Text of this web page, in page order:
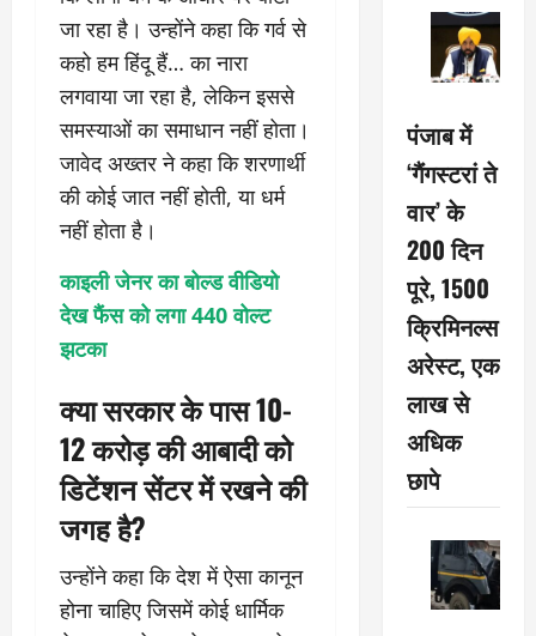
जा रहा है। उन्होंने कहा कि गर्व से
कहो हम हिंदू हैं… का नारा
लगवाया जा रहा है, लेकिन इससे
समस्याओं का समाधान नहीं होता।
जावेद अख्तर ने कहा कि शरणार्थी
की कोई जात नहीं होती, या धर्म
नहीं होता है।
काइली जेनर का बोल्ड वीडियो
देख फैंस को लगा 440 वोल्ट
झटका
क्या सरकार के पास 10-
12 करोड़ की आबादी को
डिटेंशन सेंटर में रखने की
जगह है?
उन्होंने कहा कि देश में ऐसा कानून
होना चाहिए जिसमें कोई धार्मिक
पंजाब में
‘गैंगस्टरां ते
वार’ के
200 दिन
पूरे, 1500
क्रिमिनल्स
अरेस्ट, एक
लाख से
अधिक
छापे